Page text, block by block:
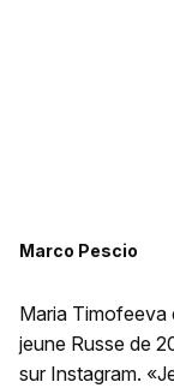
Marco Pescio
Maria Timofeeva
jeune Russe de
sur Instagram.